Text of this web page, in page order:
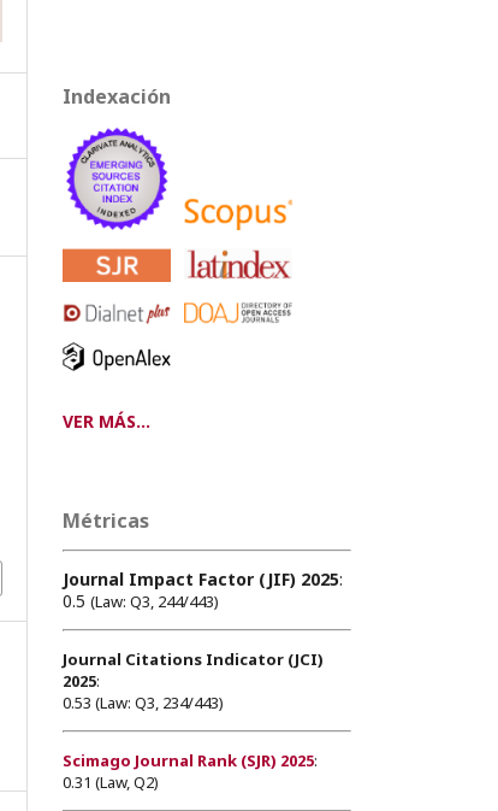
Indexación
VER MÁS...
Métricas
Journal Impact Factor (JIF) 2025:
0.5 (Law: Q3, 244/443)
Journal Citations Indicator (JCI)
2025:
0.53 (Law: Q3, 234/443)
Scimago Journal Rank (SJR) 2025:
0.31 (Law, Q2)